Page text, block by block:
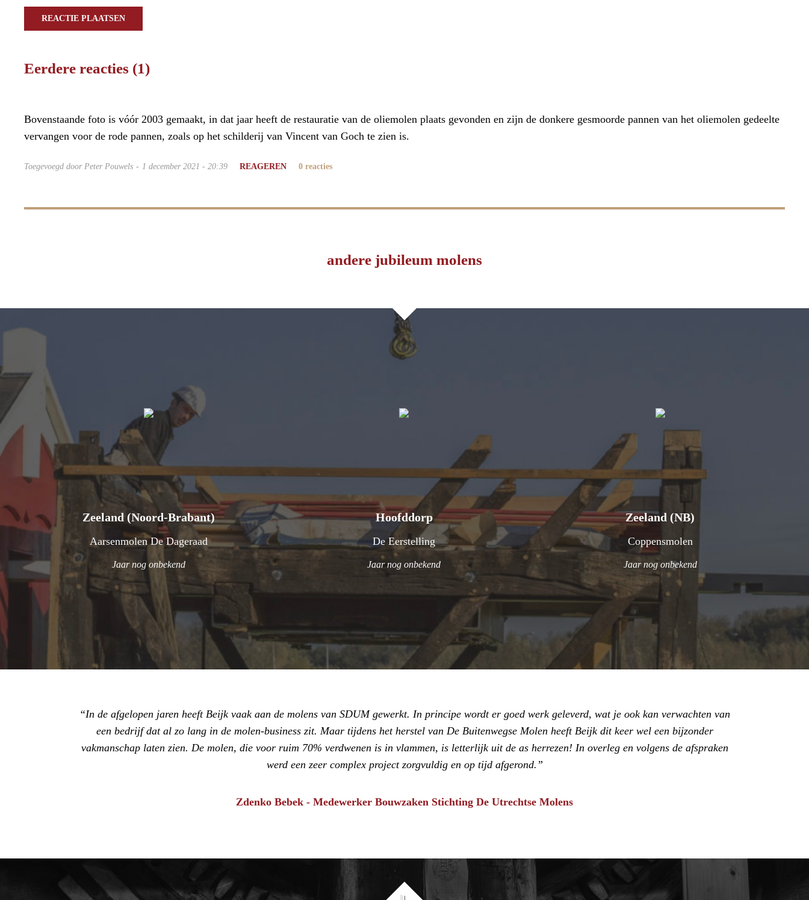
REACTIE PLAATSEN
Eerdere reacties (1)
Bovenstaande foto is vóór 2003 gemaakt, in dat jaar heeft de restauratie van de oliemolen plaats gevonden en zijn de donkere gesmoorde pannen van het oliemolen gedeelte
vervangen voor de rode pannen, zoals op het schilderij van Vincent van Goch te zien is.
Toegevoegd door Peter Pouwels 1 december 2021 - 20:39 REAGEREN 0 reacties
andere jubileum molens
Zeeland (Noord-Brabant)
Aarsenmolen De Dageraad
Jaar nog onbekend
Hoofddorp
De Eerstelling
Jaar nog onbekend
Zeeland (NB)
Coppensmolen
Jaar nog onbekend
In de afgelopen jaren heeft Beijk vaak aan de molens van SDUM gewerkt. In principe wordt er goed werk geleverd, wat je ook kan verwachten van
een bedrijf dat al zo lang in de molen-business zit. Maar tijdens het herstel van De Buitenwegse Molen heeft Beijk dit keer wel een bijzonder
vakmanschap laten zien. De molen, die voor ruim 70% verdwenen is in vlammen, is letterlijk uit de as herrezen! In overleg en volgens de afspraken
werd een zeer complex project zorgvuldig en op tijd afgerond.
Zdenko Bebek - Medewerker Bouwzaken Stichting De Utrechtse Molens